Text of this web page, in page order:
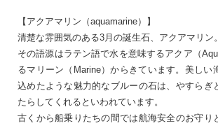
【アクアマリン（aquamarine）】
清楚な雰囲気のある3月の誕生石、アクアマリン。
その語源はラテン語で水を意味するアクア（
るマリーン（Marine）からきています。美しい
込めたような魅力的なブルーの石は、やすらぎ
たらしてくれるといわれています。
古くから船乗りたちの間では航海安全のお守り